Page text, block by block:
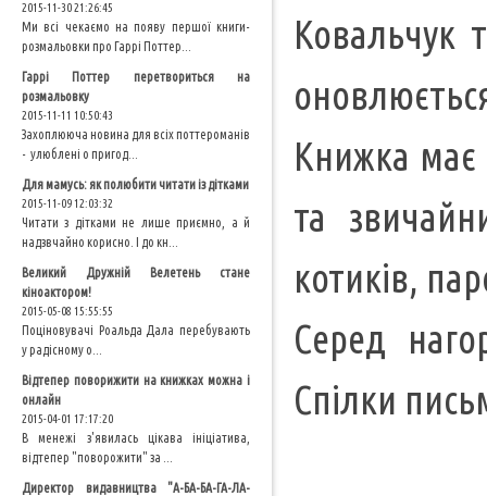
Ковальчук
Книжка має
та
котиків,
Серед
Спілки
2015-11-30 21:26:45
Ми всі чекаємо на появу першої книги-
розмальовки про Гаррі Поттер...
Гаррі Поттер перетвориться на
розмальовку
2015-11-11 10:50:43
Захоплююча новина для всіх поттероманів
- улюблені о пригод...
Для мамусь: як полюбити читати із дітками
2015-11-09 12:03:32
Читати з дітками не лише приємно, а й
надзвчайно корисно. І до кн...
Великий Дружній Велетень стане
кіноактором!
2015-05-08 15:55:55
Поціновувачі Роальда Дала перебувають
у радісному о...
Відтепер поворижити на книжках можна і
онлайн
2015-04-01 17:17:20
В менежі з'явилась цікава ініціатива,
відтепер "поворожити" за ...
Директор видавництва "А-БА-БА-ГА-ЛА-